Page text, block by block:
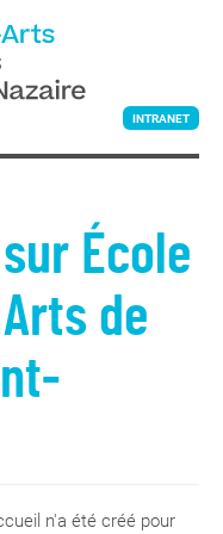
INTRANET
École
de
n'a été créé pour